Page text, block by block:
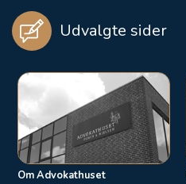
Udvalgte sider
Om Advokathuset